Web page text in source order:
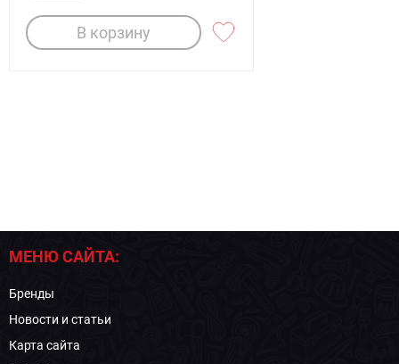
В корзину
МЕНЮ САЙТА:
Бренды
Новости и статьи
Карта сайта